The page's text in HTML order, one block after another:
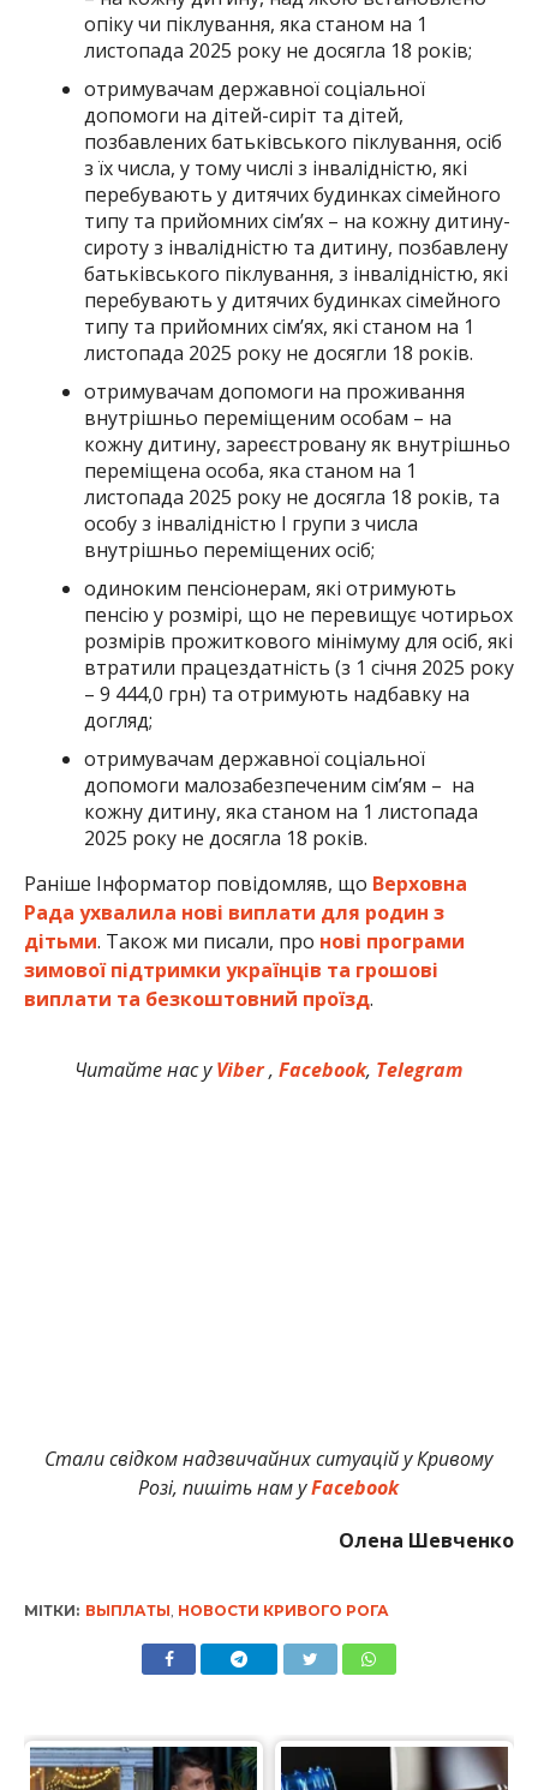
опіку чи піклування, яка станом на 1
листопада 2025 року не досягла 18 років;
отримувачам державної соціальної
допомоги на дітей-сиріт та дітей,
позбавлених батьківського піклування, осіб
з їх числа, у тому числі з інвалідністю, які
перебувають у дитячих будинках сімейного
типу та прийомних сім’ях – на кожну дитину-
сироту з інвалідністю та дитину, позбавлену
батьківського піклування, з інвалідністю, які
перебувають у дитячих будинках сімейного
типу та прийомних сім’ях, які станом на 1
листопада 2025 року не досягли 18 років.
отримувачам допомоги на проживання
внутрішньо переміщеним особам – на
кожну дитину, зареєстровану як внутрішньо
переміщена особа, яка станом на 1
листопада 2025 року не досягла 18 років, та
особу з інвалідністю I групи з числа
внутрішньо переміщених осіб;
одиноким пенсіонерам, які отримують
пенсію у розмірі, що не перевищує чотирьох
розмірів прожиткового мінімуму для осіб, які
втратили працездатність (з 1 січня 2025 року
– 9 444,0 грн) та отримують надбавку на
догляд;
отримувачам державної соціальної
допомоги малозабезпеченим сім’ям – на
кожну дитину, яка станом на 1 листопада
2025 року не досягла 18 років.
Раніше Інформатор повідомляв, що Верховна
Рада ухвалила нові виплати для родин з
дітьми. Також ми писали, про нові програми
зимової підтримки українців та грошові
виплати та безкоштовний проїзд.
Читайте нас уViber,Facebook, Telegram
Стали свідком надзвичайних ситуацій у Кривому
Розі, пишіть нам уFacebook
Олена Шевченко
МІТКИ: ВЫПЛАТЫ НОВОСТИ КРИВОГО РОГА